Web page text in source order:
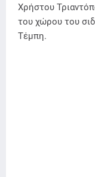
Χρήστου
του χώρου του
Τέμπη.